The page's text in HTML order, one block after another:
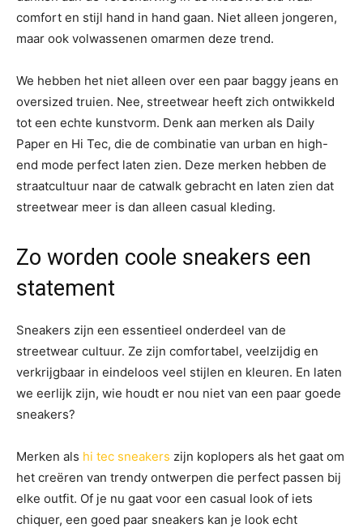
comfort en stijl hand in hand gaan. Niet alleen jongeren,
maar ook volwassenen omarmen deze trend.
We hebben het niet alleen over een paar baggy jeans en
oversized truien. Nee, streetwear heeft zich ontwikkeld
tot een echte kunstvorm. Denk aan merken als Daily
Paper en Hi Tec, die de combinatie van urban en high-
end mode perfect laten zien. Deze merken hebben de
straatcultuur naar de catwalk gebracht en laten zien dat
streetwear meer is dan alleen casual kleding.
Zo worden coole sneakers een
statement
Sneakers zijn een essentieel onderdeel van de
streetwear cultuur. Ze zijn comfortabel, veelzijdig en
verkrijgbaar in eindeloos veel stijlen en kleuren. En laten
we eerlijk zijn, wie houdt er nou niet van een paar goede
sneakers?
Merken als hi tec sneakers zijn koplopers als het gaat om
het creëren van trendy ontwerpen die perfect passen bij
elke outfit. Of je nu gaat voor een casual look of iets
chiquer, een goed paar sneakers kan je look echt